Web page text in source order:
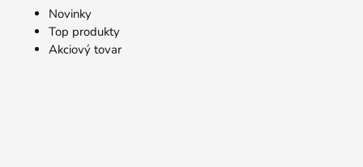
Novinky
Top produkty
Akciový tovar